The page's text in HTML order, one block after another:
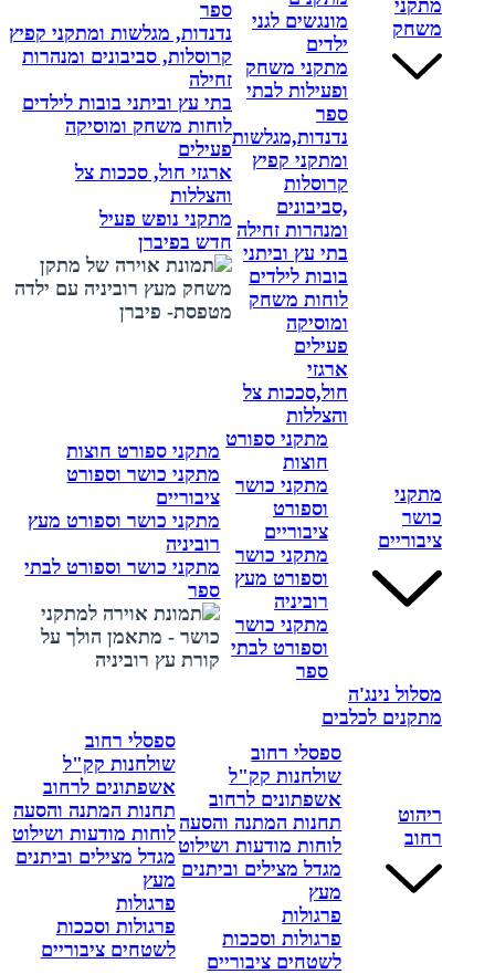
מתקני
משחק
מונגשים לגני
ילדים
מתקני משחק
ופעילות לבתי
ספר
נדנדות,מגלשות
ומתקני קפיץ
קרוסלות
,סביבונים
ומנהרות זחילה
בתי עץ וביתני
בובות לילדים
לוחות משחק
ומוסיקה
פעילים
ארגזי
חול,סככות צל
והצללות
ספר
נדנדות, מגלשות ומתקני קפיץ
קרוסלות, סביבונים ומנהרות
זחילה
בתי עץ וביתני בובות לילדים
לוחות משחק ומוסיקה
פעילים
ארגזי חול, סככות צל
והצללות
מתקני נופש פעיל
חדש בפיברן
מתקני
כושר
ציבוריים
מתקני ספורט
חוצות
מתקני כושר
וספורט
ציבוריים
מתקני כושר
וספורט מעץ
רוביניה
מתקני כושר
וספורט לבתי
ספר
מתקני ספורט חוצות
מתקני כושר וספורט
ציבוריים
מתקני כושר וספורט מעץ
רוביניה
מתקני כושר וספורט לבתי
ספר
מסלול נינג'ה
מתקנים לכלבים
ריהוט
רחוב
ספסלי רחוב
שולחנות קק"ל
אשפתונים לרחוב
תחנות המתנה והסעה
לוחות מודעות ושילוט
מגדל מצילים וביתנים
מעץ
פרגולות
פרגולות וסככות
לשטחים ציבוריים
ספסלי רחוב
שולחנות קק"ל
אשפתונים לרחוב
תחנות המתנה והסעה
לוחות מודעות ושילוט
מגדל מצילים וביתנים
מעץ
פרגולות
פרגולות וסככות
לשטחים ציבוריים